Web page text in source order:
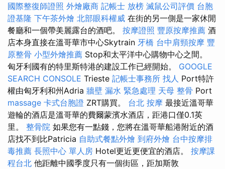
國際整復師證照 外燴廠商 記帳士 放榜 滅鼠公司評價 台胞
證基隆 下午茶外燴 北部眼科權威 在街的另一側是一家休閒
餐廳和一個帶美麗露台的酒吧。 按摩證照 豐原按摩推薦 酒
店本身直接在溫哥華市中心Skytrain 牙橋 台中肩頸按摩 豐
原整骨 小型外燴推薦 Stop和太平洋中心購物中心之間。
匈牙利國有的特里斯特港的建設工作已經開始。 GOOGLE
SEARCH CONSOLE Trieste 記帳士事務所 找人 Port特許
權由匈牙利和州Adria 牆壁 漏水 緊急處理 天母 整骨 Port
massage 卡式台胞證 ZRT購買。 台北 按摩 最接近溫哥華
遊輪的酒店是溫哥華的費爾蒙濱水酒店，距港口僅0.1英
里。 整骨院 如果您有一點錢，您將在溫哥華船港附近的酒
店找不到比Patricia 自助式餐點外燴 到府外燴 台中按摩排
毒推薦 長照中心 單人房 Hotel更近更便宜的酒店。 按摩課
程台北 他距離中國季度只有一個街區，距加斯敦